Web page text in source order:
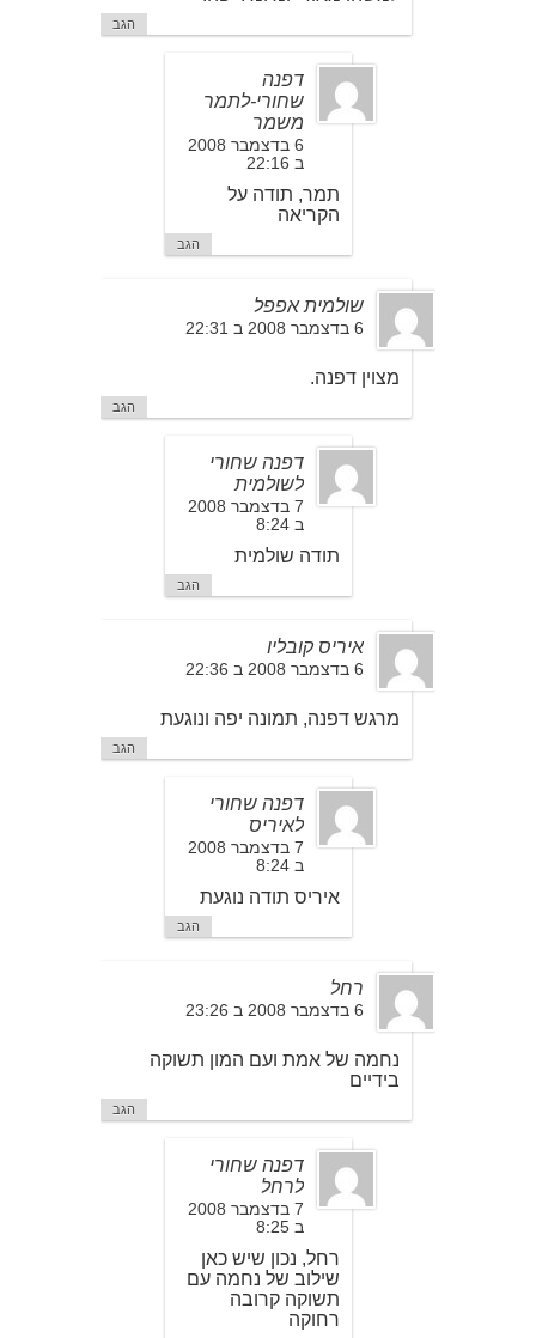
הגב
דפנה
שחורי-לתמר
משמר
6 בדצמבר 2008
ב 22:16
תמר, תודה על
הקריאה
הגב
שולמית אפפל
6 בדצמבר 2008 ב 22:31
מצוין דפנה.
הגב
דפנה שחורי
לשולמית
7 בדצמבר 2008
ב 8:24
תודה שולמית
הגב
איריס קובליו
6 בדצמבר 2008 ב 22:36
מרגש דפנה, תמונה יפה ונוגעת
הגב
דפנה שחורי
לאיריס
7 בדצמבר 2008
ב 8:24
איריס תודה נוגעת
הגב
רחל
6 בדצמבר 2008 ב 23:26
נחמה של אמת ועם המון תשוקה
בידיים
הגב
דפנה שחורי
לרחל
7 בדצמבר 2008
ב 8:25
רחל, נכון שיש כאן
שילוב של נחמה עם
תשוקה קרובה
רחוקה